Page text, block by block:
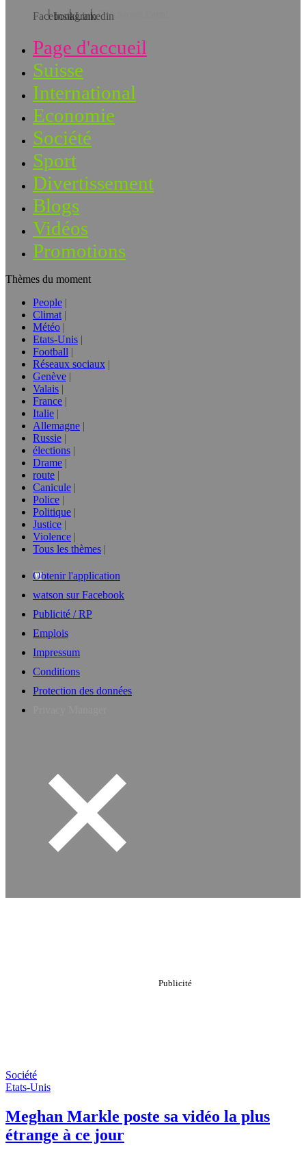
Téléchargez l’app!
Page d'accueil
Suisse
International
Economie
Société
Sport
Divertissement
Blogs
Vidéos
Promotions
Thèmes du moment
People
Climat
Météo
Etats-Unis
Football
Réseaux sociaux
Genève
Valais
France
Italie
Allemagne
Russie
élections
Drame
route
Canicule
Police
Politique
Justice
Violence
Tous les thèmes
Obtenir l'application
watson sur Facebook
Publicité / RP
Emplois
Impressum
Conditions
Protection des données
Société
Etats-Unis
Meghan Markle poste sa vidéo la plus
étrange à ce jour